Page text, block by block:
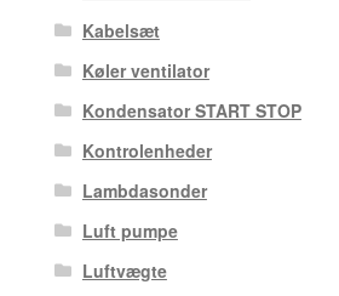
Kabelsæt
Køler ventilator
Kondensator START STOP
Kontrolenheder
Lambdasonder
Luft pumpe
Luftvægte